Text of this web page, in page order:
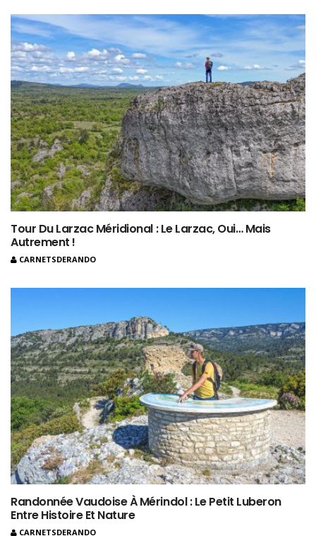
Tour Du Larzac Méridional : Le Larzac, Oui… Mais
Autrement !
CARNETSDERANDO
Randonnée Vaudoise À Mérindol : Le Petit Luberon
Entre Histoire Et Nature
CARNETSDERANDO